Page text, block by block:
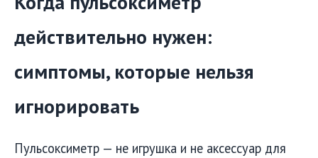
действительно нужен:
симптомы, которые нельзя
игнорировать
Пульсоксиметр — не игрушка и не аксессуар для